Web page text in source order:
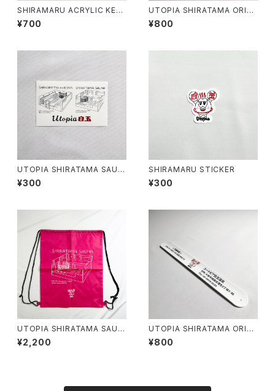
SHIRAMARU ACRYLIC KEY
HOLDER
¥700
UTOPIA SHIRATAMA ORIGI
NAL DRINK BAND
¥800
UTOPIA SHIRATAMA SAUN
A STICKER
¥300
SHIRAMARU STICKER
¥300
UTOPIA SHIRATAMA SAUN
A BACKPACK
¥2,200
UTOPIA SHIRATAMA ORIGI
NAL DRINK BAND
¥800